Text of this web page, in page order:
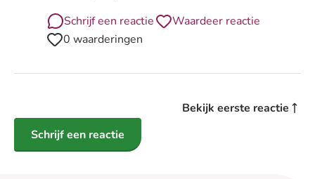
Schrijf een reactie
Waardeer reactie
0 waarderingen
Bekijk eerste reactie
Schrijf een reactie